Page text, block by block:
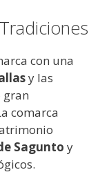
con una
y las
gran
comarca
Sagunto y